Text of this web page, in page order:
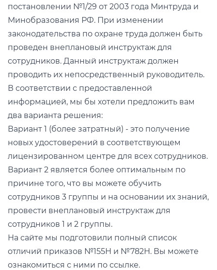
постановлении №1/29 от 2003 года Минтруда и
Минобразования РФ. При изменении
законодательства по охране труда должен быть
проведен внеплановый инструктаж для
сотрудников. Данный инструктаж должен
проводить их непосредственный руководитель.
В соответствии с предоставленной
информацией, мы бы хотели предложить вам
два варианта решения:
Вариант 1 (более затратный) - это получение
новых удостоверений в соответствующем
лицензированном центре для всех сотрудников.
Вариант 2 является более оптимальным по
причине того, что вы можете обучить
сотрудников 3 группы и на основании их знаний,
провести внеплановый инструктаж для
сотрудников 1 и 2 группы.
На сайте мы подготовили полный список
отличий приказов №155Н и №782Н. Вы можете
ознакомиться с ними по ссылке.